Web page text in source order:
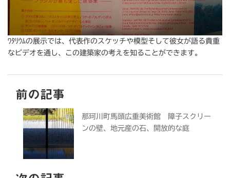
ﾜﾀﾘｳﾑの展示では、代表作のスケッチや模型そして彼女が語る貴重
なビデオを通し、この建築家の考えを知ることができます。
前の記事
那珂川町馬頭広重美術館 障子スクリー
ンの壁、地元産の石、開放的な庭